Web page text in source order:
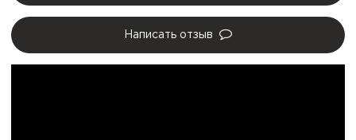
Написать отзыв